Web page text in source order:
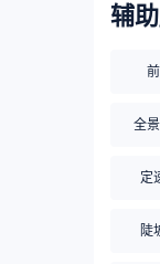
辅
全
定
陡